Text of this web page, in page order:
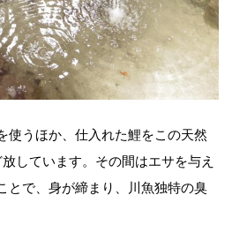
使うほか、仕入れた鯉をこの天然
しています。その間はエサを与え
とで、身が締まり、川魚独特の臭